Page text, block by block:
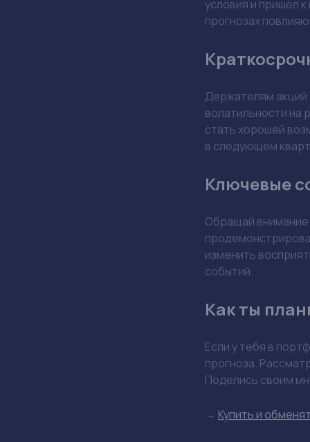
прогнозах
Держателям акций
волатильности на
стать хорошей
в следующем
Ключевые
Обращай
изменить
событий.
Как ты
Если у тебя в
прогноза.
Поделись своим
Купить и